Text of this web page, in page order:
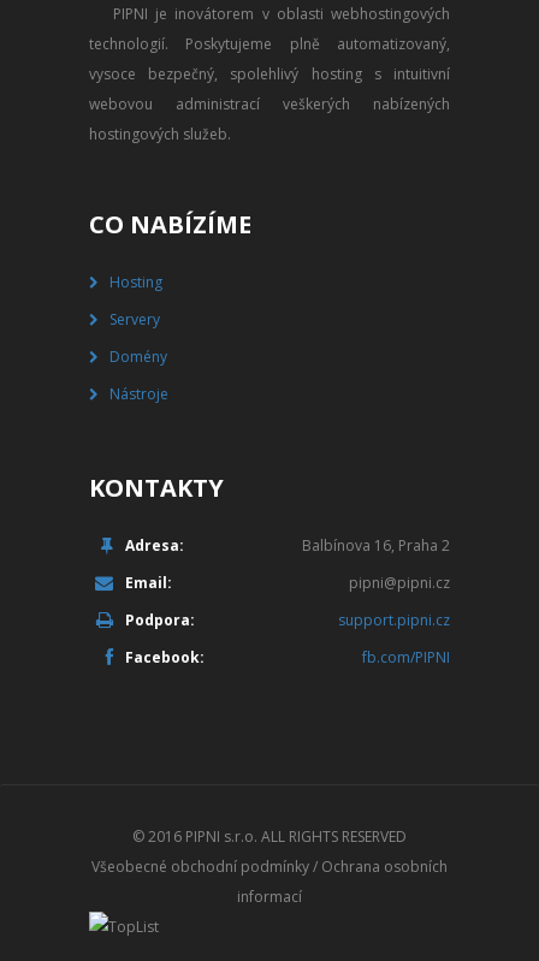
PROBÍHAJÍCÍ AKCE
PROPAGACE
VŠEOBECNÉ PODMÍNKY
OCHRANA OSOBNÍCH ÚDAJŮ
PIPNI je inovátorem v oblasti webhostingových
technologií. Poskytujeme plně automatizovaný,
vysoce bezpečný, spolehlivý hosting s intuitivní
webovou administrací veškerých nabízených
hostingových služeb.
CO NABÍZÍME
Hosting
Servery
Domény
Nástroje
KONTAKTY
Adresa:
Balbínova 16, Praha 2
Email:
pipni@pipni.cz
Podpora:
support.pipni.cz
Facebook:
fb.com/PIPNI
© 2016 PIPNI s.r.o. ALL RIGHTS RESERVED
Všeobecné obchodní podmínky/ Ochrana osobních
informací